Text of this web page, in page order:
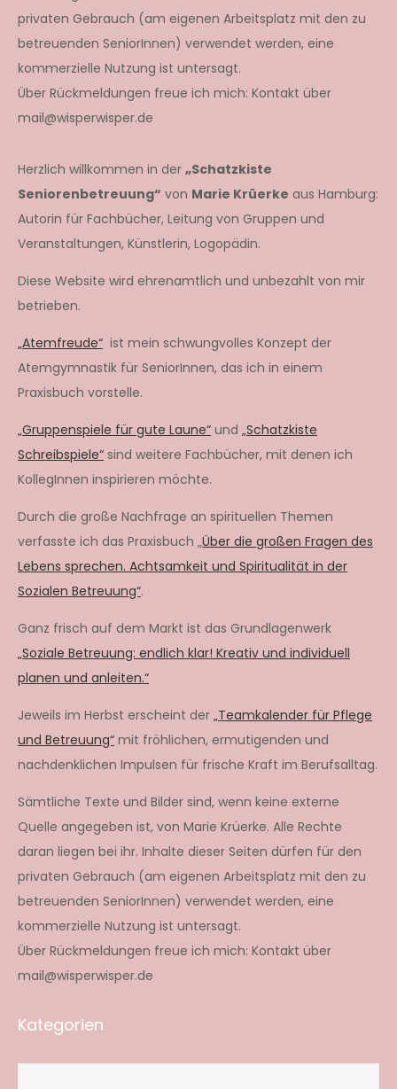
privaten Gebrauch (am eigenen Arbeitsplatz mit den zu
betreuenden SeniorInnen) verwendet werden, eine
kommerzielle Nutzung ist untersagt.
Über Rückmeldungen freue ich mich: Kontakt über
mail@wisperwisper.de
Herzlich willkommen in der „Schatzkiste
Seniorenbetreuung“ von Marie Krüerke aus Hamburg:
Autorin für Fachbücher, Leitung von Gruppen und
Veranstaltungen, Künstlerin, Logopädin.
Diese Website wird ehrenamtlich und unbezahlt von mir
betrieben.
„Atemfreude“ ist mein schwungvolles Konzept der
Atemgymnastik für SeniorInnen, das ich in einem
Praxisbuch vorstelle.
„Gruppenspiele für gute Laune“ und „Schatzkiste
Schreibspiele“ sind weitere Fachbücher, mit denen ich
KollegInnen inspirieren möchte.
Durch die große Nachfrage an spirituellen Themen
verfasste ich das Praxisbuch „Über die großen Fragen des
Lebens sprechen. Achtsamkeit und Spiritualität in der
Sozialen Betreuung“.
Ganz frisch auf dem Markt ist das Grundlagenwerk
„Soziale Betreuung: endlich klar! Kreativ und individuell
planen und anleiten.“
Jeweils im Herbst erscheint der „Teamkalender für Pflege
und Betreuung“ mit fröhlichen, ermutigenden und
nachdenklichen Impulsen für frische Kraft im Berufsalltag.
Sämtliche Texte und Bilder sind, wenn keine externe
Quelle angegeben ist, von Marie Krüerke. Alle Rechte
daran liegen bei ihr. Inhalte dieser Seiten dürfen für den
privaten Gebrauch (am eigenen Arbeitsplatz mit den zu
betreuenden SeniorInnen) verwendet werden, eine
kommerzielle Nutzung ist untersagt.
Über Rückmeldungen freue ich mich: Kontakt über
mail@wisperwisper.de
Kategorien